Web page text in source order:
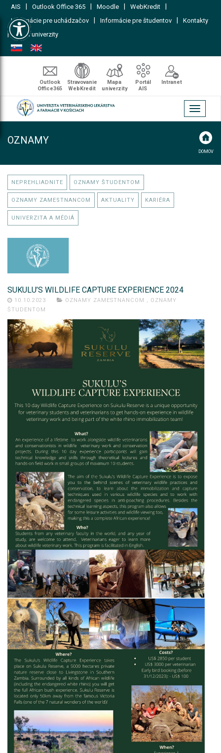
Open toolbar
AIS Outlook Office 365 Moodle WebKredit
Informácie pre uchádzačov Informácie pre študentov Kontakty
| Mapa univerzity
Outlook
Office365
Stravovanie
WebKredit
Mapa
univerzity
Portál
AIS
Intranet
Toggle
OZNAMY
DOMOV
NEPREHLIADNITE OZNAMY ŠTUDENTOM
OZNAMY ZAMESTNANCOM AKTUALITY KARIÉRA
UNIVERZITA A MÉDIÁ
SUKULU’S WILDLIFE CAPTURE EXPERIENCE 2024
10.10.2023 OZNAMY ZAMESTNANCOM
OZNAMY
ŠTUDENTOM